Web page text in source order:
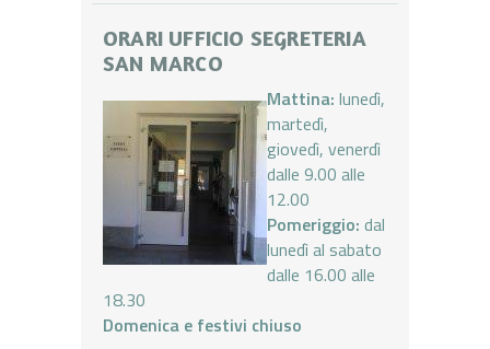
ORARI UFFICIO SEGRETERIA
SAN MARCO
Mattina: lunedì,
martedì,
giovedì, venerdì
dalle 9.00 alle
12.00
Pomeriggio: dal
lunedì al sabato
dalle 16.00 alle
18.30
Domenica e festivi chiuso